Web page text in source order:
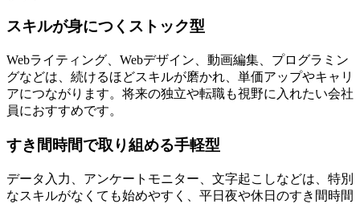
スキルが身につくストック型
Webライティング、Webデザイン、動画編集、プログラミン
グなどは、続けるほどスキルが磨かれ、単価アップやキャリ
アにつながります。将来の独立や転職も視野に入れたい会社
員におすすめです。
すき間時間で取り組める手軽型
データ入力、アンケートモニター、文字起こしなどは、特別
なスキルがなくても始めやすく、平日夜や休日のすき間時間